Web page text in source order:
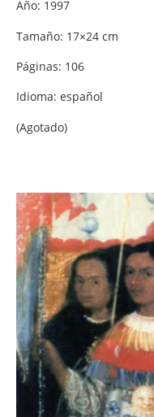
Año: 1997
Tamaño: 17×24 cm
Páginas: 106
Idioma: español
(Agotado)